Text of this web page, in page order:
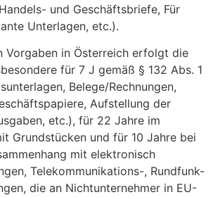
und Geschäftsbriefe, Für
Unterlagen, etc.).
Vorgaben in Österreich erfolgt die
für 7 J gemäß § 132 Abs. 1
Belege/Rechnungen,
Aufstellung der
etc.), für 22 Jahre im
Grundstücken und für 10 Jahre bei
mit elektronisch
Telekommunikations-, Rundfunk-
die an Nichtunternehmer in EU-